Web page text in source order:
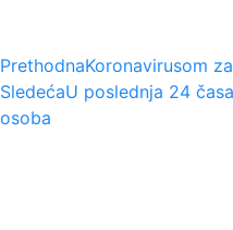
PrethodnaKoronavirusom
SledećaU poslednja 24
osoba